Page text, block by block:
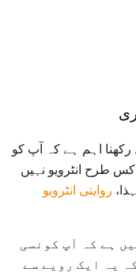
رکھنا اہم ہے کہ آپ کو
طرح انٹرویو نہیں
روایتی انٹرویو
ہے کہ آپ کونسی
یہ ایک رویے سے